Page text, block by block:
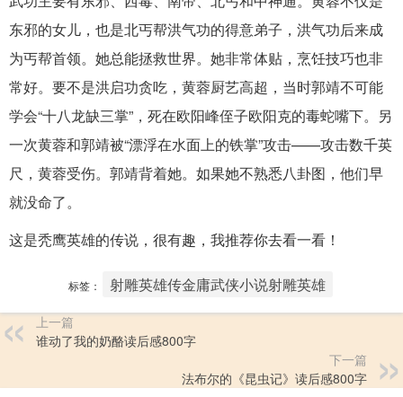
东邪的女儿，也是北丐帮洪气功的得意弟子，洪气功后来成
为丐帮首领。她总能拯救世界。她非常体贴，烹饪技巧也非
常好。要不是洪启功贪吃，黄蓉厨艺高超，当时郭靖不可能
学会“十八龙缺三掌”，死在欧阳峰侄子欧阳克的毒蛇嘴下。另
一次黄蓉和郭靖被“漂浮在水面上的铁掌”攻击——攻击数千英
尺，黄蓉受伤。郭靖背着她。如果她不熟悉八卦图，他们早
就没命了。
这是秃鹰英雄的传说，很有趣，我推荐你去看一看！
标签： 射雕英雄传金庸武侠小说射雕英雄
上一篇
谁动了我的奶酪读后感800字
下一篇
法布尔的《昆虫记》读后感800字